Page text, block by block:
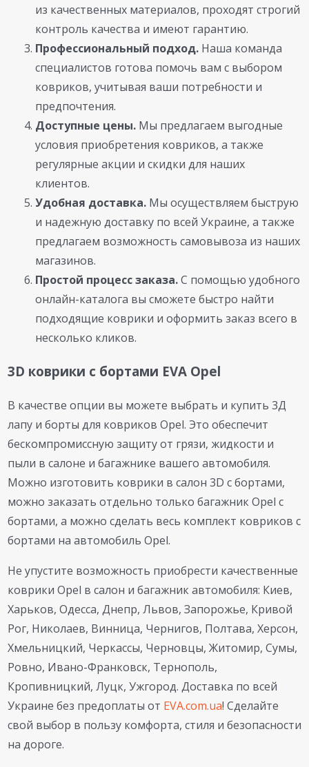
из качественных материалов, проходят строгий
контроль качества и имеют гарантию.
Профессиональный подход. Наша команда
специалистов готова помочь вам с выбором
ковриков, учитывая ваши потребности и
предпочтения.
Доступные цены. Мы предлагаем выгодные
условия приобретения ковриков, а также
регулярные акции и скидки для наших
клиентов.
Удобная доставка. Мы осуществляем быструю
и надежную доставку по всей Украине, а также
предлагаем возможность самовывоза из наших
магазинов.
Простой процесс заказа.С помощью удобного
онлайн-каталога вы сможете быстро найти
подходящие коврики и оформить заказ всего в
несколько кликов.
3D коврики с бортами EVA Opel
В качестве опции вы можете выбрать и купить 3Д
лапу и борты для ковриков Opel. Это обеспечит
бескомпромиссную защиту от грязи, жидкости и
пыли в салоне и багажнике вашего автомобиля.
Можно изготовить коврики в салон 3D с бортами,
можно заказать отдельно только багажник Opel с
бортами, а можно сделать весь комплект ковриков с
бортами на автомобиль Opel.
Не упустите возможность приобрести качественные
коврики Opel в салон и багажник автомобиля: Киев,
Харьков, Одесса, Днепр, Львов, Запорожье, Кривой
Рог, Николаев, Винница, Чернигов, Полтава, Херсон,
Хмельницкий, Черкассы, Черновцы, Житомир, Сумы,
Ровно, Ивано-Франковск, Тернополь,
Кропивницкий, Луцк, Ужгород. Доставка по всей
Украине без предоплаты от EVA.com.ua! Сделайте
свой выбор в пользу комфорта, стиля и безопасности
на дороге.